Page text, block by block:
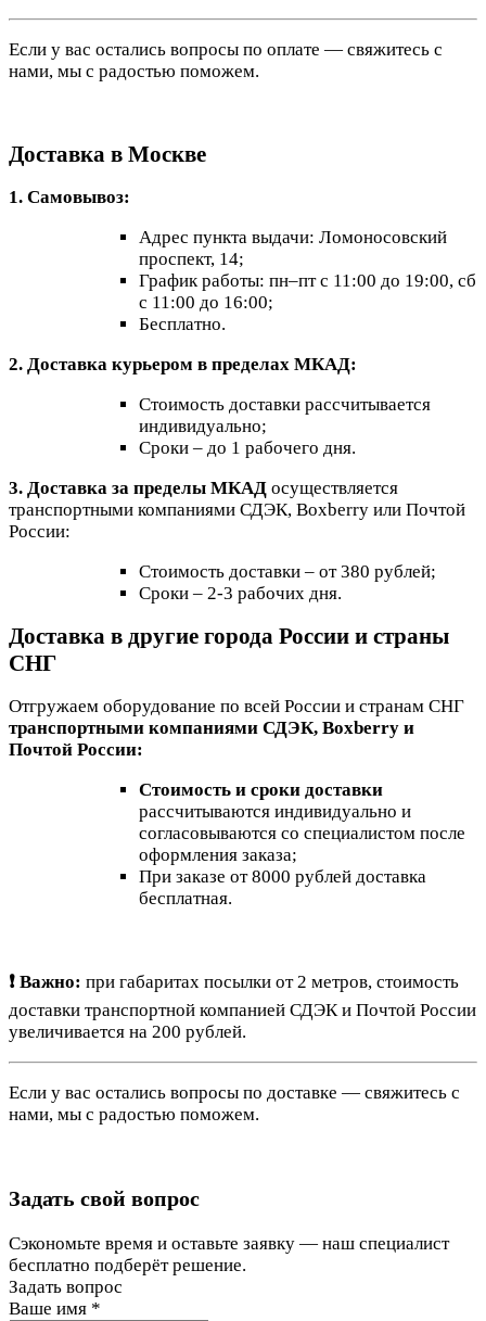
Если у вас остались вопросы по оплате — свяжитесь с
нами, мы с радостью поможем.
Доставка в Москве
1. Самовывоз:
Адрес пункта выдачи: Ломоносовский
проспект, 14;
График работы: пн–пт с 11:00 до 19:00, сб
с 11:00 до 16:00;
Бесплатно.
2. Доставка курьером в пределах МКАД:
Стоимость доставки рассчитывается
индивидуально;
Сроки – до 1 рабочего дня.
3. Доставка за пределы МКАД осуществляется
транспортными компаниями СДЭК, Boxberry или Почтой
России:
Стоимость доставки – от 380 рублей;
Сроки – 2-3 рабочих дня.
Доставка в другие города России и страны
СНГ
Отгружаем оборудование по всей России и странам СНГ
транспортными компаниями СДЭК, Boxberry и
Почтой России:
Стоимость и сроки доставки
рассчитываются индивидуально и
согласовываются со специалистом после
оформления заказа;
При заказе от 8000 рублей доставка
бесплатная.
❗ Важно: при габаритах посылки от 2 метров, стоимость
доставки транспортной компанией СДЭК и Почтой России
увеличивается на 200 рублей.
Если у вас остались вопросы по доставке — свяжитесь с
нами, мы с радостью поможем.
Задать свой вопрос
Сэкономьте время и оставьте заявку — наш специалист
бесплатно подберёт решение.
Задать вопрос
Ваше имя *